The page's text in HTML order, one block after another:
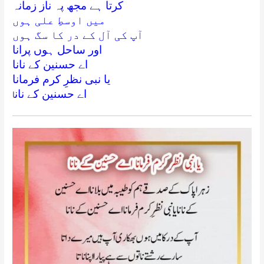
کرتا ہے مجھ پہ ناز زمانہ
میں اوسطِ علی ہوں
آپ کی آل کے در کا سگ ہوں
اور ساحل ہوں پرانا
اے حسنین کے نانا
یا نبی نظرِ کرم فرمانا
اے حسنین کے نانا